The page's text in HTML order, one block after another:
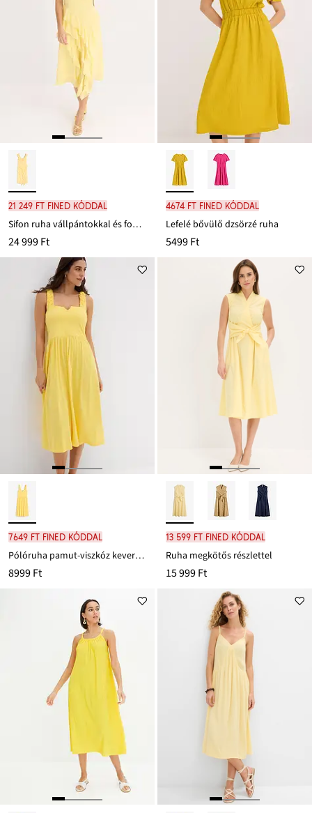
21 249 Ft FINED kóddal
Sifon ruha vállpántokkal és fodrokkal
24 999 Ft
4674 Ft FINED kóddal
Lefelé bővülő dzsörzé ruha
5499 Ft
7649 Ft FINED kóddal
Pólóruha pamut-viszkóz keverékből
8999 Ft
13 599 Ft FINED kóddal
Ruha megkötős részlettel
15 999 Ft